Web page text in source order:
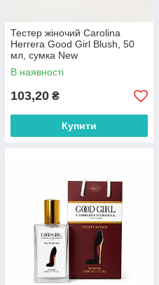
Тестер жіночий Carolina
Herrera Good Girl Blush, 50
мл, сумка New
В наявності
103,20 ₴
Купити